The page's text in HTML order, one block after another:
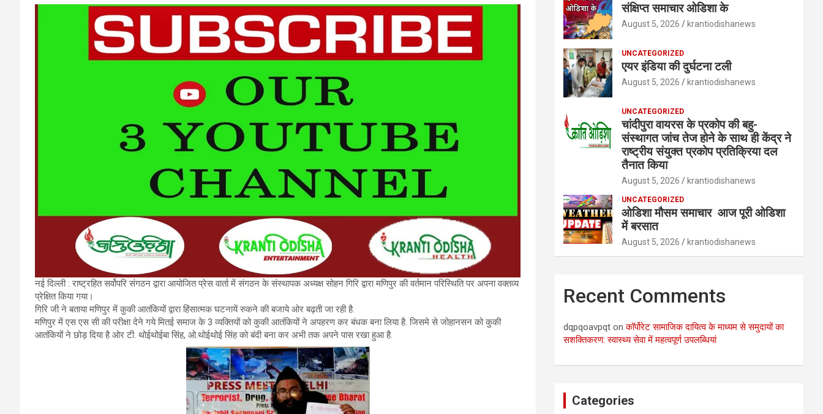
नई दिल्ली : राष्ट्रहित सर्वोपरि संगठन द्वारा आयोजित प्रेस वार्ता में संगठन के संस्थापक अध्यक्ष सोहन गिरि द्वारा मणिपुर की वर्तमान परिस्थिति पर अपना वक्तव्य
प्रेक्षित किया गया।
गिरि जी ने बताया मणिपुर में कुकी आतंकियों द्वारा हिंसात्मक घटनायें रुकने की बजाये ओर बढ़ती जा रही है.
मणिपुर में एस एस सी की परीक्षा देने गये मितई समाज के 3 व्यक्तियों को कुकी आतंकियों ने अपहरण कर बंधक बना लिया है. जिसमे से जोहानसन को कुकी
आतंकियों ने छोड़ दिया है ओर टी. थोईथोईबा सिंह, ओ.थोईथोई सिंह को बंदी बना कर अभी तक अपने पास रखा हुआ है.
संक्षिप्त समाचार ओडिशा के
August 5, 2026 krantiodishanews
UNCATEGORIZED
एयर इंडिया की दुर्घटना टली
August 5, 2026 krantiodishanews
UNCATEGORIZED
चांदीपुरा वायरस के प्रकोप की बहु-
संस्थागत जांच तेज होने के साथ ही केंद्र ने
राष्ट्रीय संयुक्त प्रकोप प्रतिक्रिया दल
तैनात किया
August 5, 2026 krantiodishanews
UNCATEGORIZED
ओडिशा मौसम समाचार आज पूरी ओडिशा
में बरसात
August 5, 2026 krantiodishanews
Recent Comments
dqpqoavpqt onकॉर्पोरेट सामाजिक दायित्व के माध्यम से समुदायों का
सशक्तिकरण: स्वास्थ्य सेवा में महत्वपूर्ण उपलब्धियां
Categories